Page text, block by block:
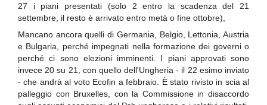
27 i piani presentati (solo 2 entro la scadenza del 21
settembre, il resto è arrivato entro metà o fine ottobre),
Mancano ancora quelli di Germania, Belgio, Lettonia, Austria
e Bulgaria, perché impegnati nella formazione dei governi o
perché ci sono elezioni imminenti. I piani approvati sono
invece 20 su 21, con quello dell'Ungheria - il 22 esimo inviato
- che andrà al voto Ecofin a febbraio. È stato rivisto in scia al
palleggio con Bruxelles, con la Commissione in disaccordo